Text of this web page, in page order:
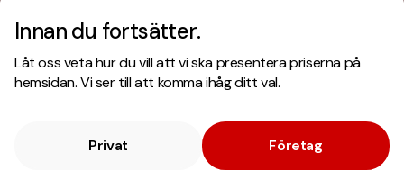
Innan du fortsätter.
Låt oss veta hur du vill att vi ska presentera priserna på
hemsidan. Vi ser till att komma ihåg ditt val.
Privat Företag
Designskiss inom 1 h
Fri offert
Snabb leverans
Copyright © 2026 . Brand New Profile AB